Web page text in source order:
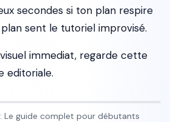
secondes si ton plan respire
sent le tutoriel improvisé.
immediat, regarde cette
editoriale.
Le guide complet pour débutants